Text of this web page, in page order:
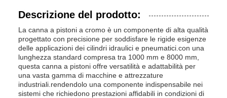
Descrizione del prodotto:
La canna a pistoni a cromo è un componente di alta qualità
progettato con precisione per soddisfare le rigide esigenze
delle applicazioni dei cilindri idraulici e pneumatici.con una
lunghezza standard compresa tra 1000 mm e 8000 mm,
questa canna a pistoni offre versatilità e adattabilità per
una vasta gamma di macchine e attrezzature
industriali.rendendolo una componente indispensabile nei
sistemi che richiedono prestazioni affidabili in condizioni di